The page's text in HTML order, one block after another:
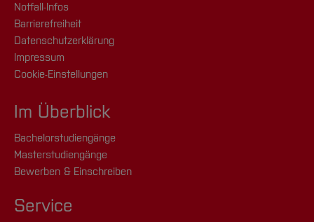
Notfall-Infos
Barrierefreiheit
Datenschutzerklärung
Impressum
Cookie-Einstellungen
Im Überblick
Bachelorstudiengänge
Masterstudiengänge
Bewerben & Einschreiben
Service